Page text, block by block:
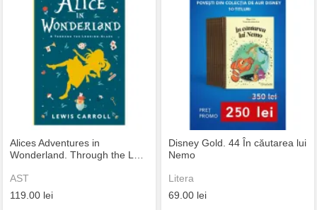
Alices Adventures in
Wonderland. Through the L…
AST
119.00 lei
Disney Gold. 44 În căutarea lui
Nemo
Litera
69.00 lei